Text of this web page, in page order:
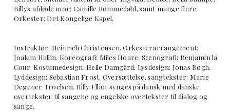
Billys afdøde mor: Camille Rommedahl, samt mange flere.
Orkester: Det Kongelige Kapel.
Instruktør: Heinrich Christensen. Orkesterarrangement:
Joakim Hallin. Koreografi: Miles Hoare. Scenografi: Benjamin la
Cour. Kostumedesign: Helle Damgård. Lysdesign: Jonas Bøgh.
Lyddesign: Sebastian Frost. Oversættelse, sangtekster: Marie
Degener Troelsen. Billy Elliot synges på dansk med danske
overtekster til sangene og engelske overtekster til dialog og
sange.